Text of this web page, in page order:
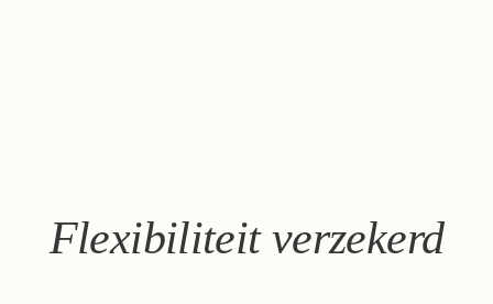
Flexibiliteit verzekerd
Aanbiedingen & NieuwsToegangBoek